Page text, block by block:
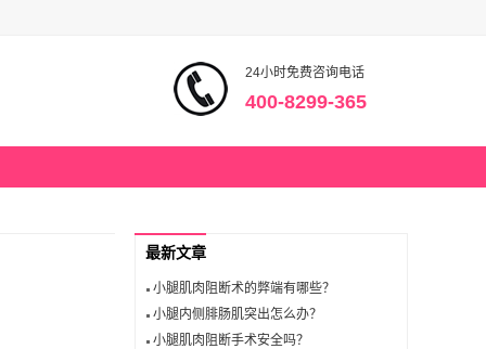
24小时免费咨询电话
400-8299-365
最新文章
小腿肌肉阻断术的弊端有哪些？
小腿内侧腓肠肌突出怎么办？
小腿肌肉阻断手术安全吗？